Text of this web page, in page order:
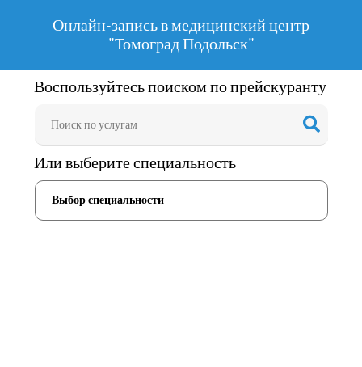
Онлайн-запись в медицинский центр
"Томоград Подольск"
Воспользуйтесь поиском по прейскуранту
Или выберите специальность